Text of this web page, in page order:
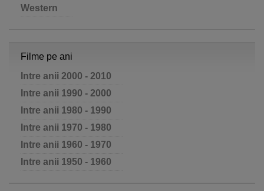
Western
Filme pe ani
Intre anii 2000 - 2010
Intre anii 1990 - 2000
Intre anii 1980 - 1990
Intre anii 1970 - 1980
Intre anii 1960 - 1970
Intre anii 1950 - 1960